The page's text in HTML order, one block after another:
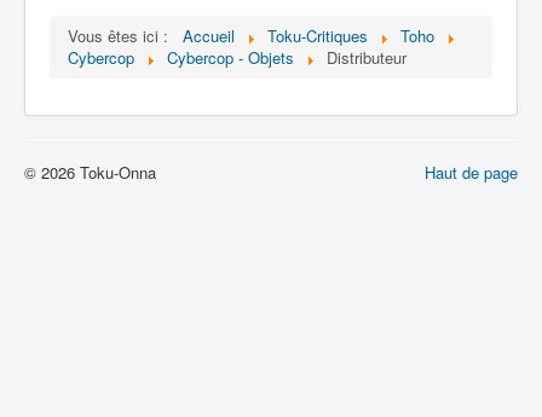
Série
Mechas
Vous êtes ici : Accueil Toku-Critiques
Toho
Cybercop
Cybercop - Objets Distributeur
Haut de page
© 2026 Toku-Onna